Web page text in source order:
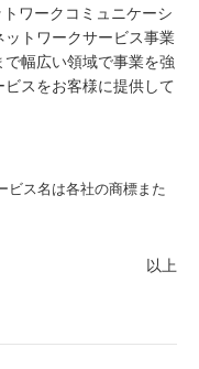
ワークコミュニケーシ
ットワークサービス事業
幅広い領域で事業を強
スをお客様に提供して
ビス名は各社の商標また
以上